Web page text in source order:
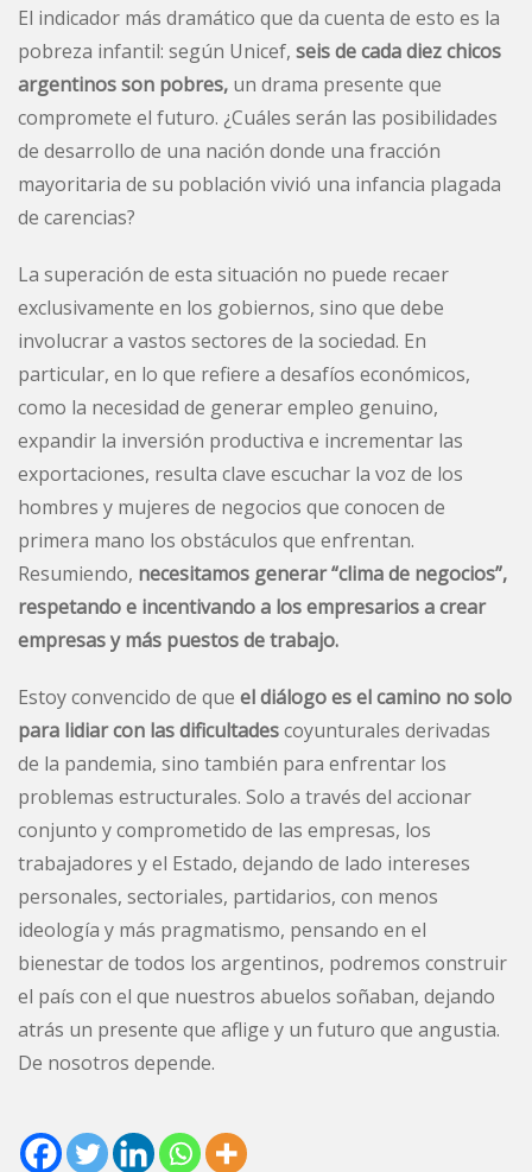
El indicador más dramático que da cuenta de esto es la
pobreza infantil: según Unicef, seis de cada diez chicos
argentinos son pobres, un drama presente que
compromete el futuro. ¿Cuáles serán las posibilidades
de desarrollo de una nación donde una fracción
mayoritaria de su población vivió una infancia plagada
de carencias?
La superación de esta situación no puede recaer
exclusivamente en los gobiernos, sino que debe
involucrar a vastos sectores de la sociedad. En
particular, en lo que refiere a desafíos económicos,
como la necesidad de generar empleo genuino,
expandir la inversión productiva e incrementar las
exportaciones, resulta clave escuchar la voz de los
hombres y mujeres de negocios que conocen de
primera mano los obstáculos que enfrentan.
Resumiendo, necesitamos generar “clima de negocios”,
respetando e incentivando a los empresarios a crear
empresas y más puestos de trabajo.
Estoy convencido de que el diálogo es el camino no solo
para lidiar con las dificultadescoyunturales derivadas
de la pandemia, sino también para enfrentar los
problemas estructurales. Solo a través del accionar
conjunto y comprometido de las empresas, los
trabajadores y el Estado, dejando de lado intereses
personales, sectoriales, partidarios, con menos
ideología y más pragmatismo, pensando en el
bienestar de todos los argentinos, podremos construir
el país con el que nuestros abuelos soñaban, dejando
atrás un presente que aflige y un futuro que angustia.
De nosotros depende.